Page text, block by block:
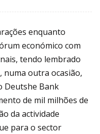
enquanto
económico com
tendo lembrado
numa outra ocasião,
Deutshe Bank
de mil milhões de
da actividade
para o sector